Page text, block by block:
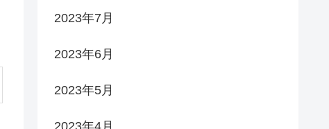
2023年7月
2023年6月
2023年5月